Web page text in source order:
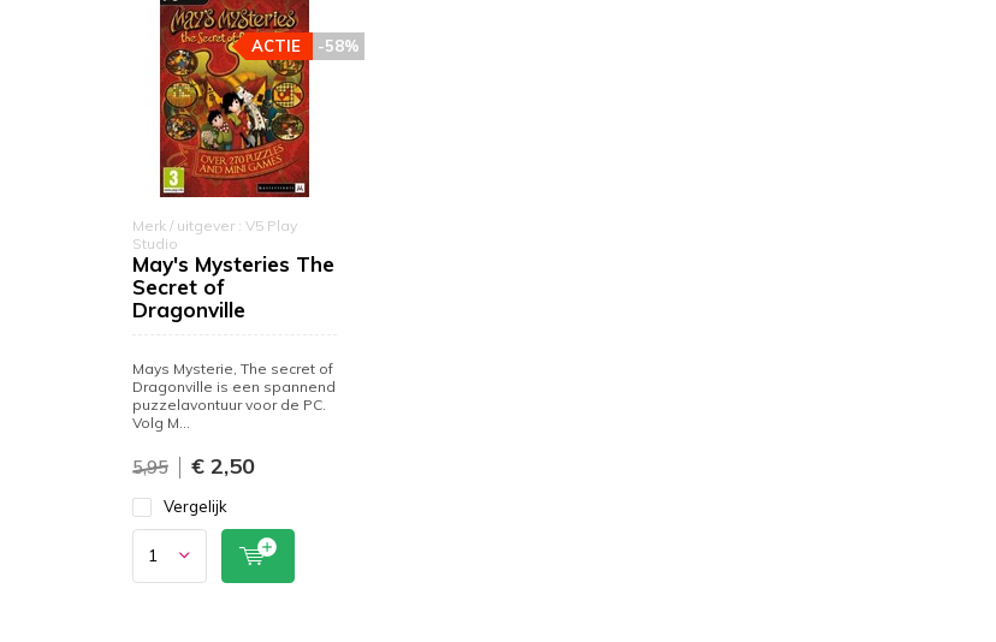
Merk / uitgever : V5 Play
Studio
May's Mysteries The
Secret of
Dragonville
-58%
ACTIE
Mays Mysterie, The secret of
Dragonville is een spannend
puzzelavontuur voor de PC.
Volg M...
5,95 € 2,50
Vergelijk